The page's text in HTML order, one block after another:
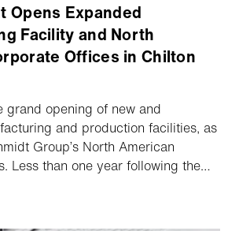
Opens Expanded
Facility and North
Offices in Chilton
grand opening of new and
and production facilities, as
Group’s North American
Less than one year following the